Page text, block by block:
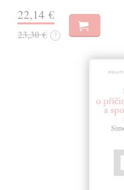
22,14 €
23,30 € ?